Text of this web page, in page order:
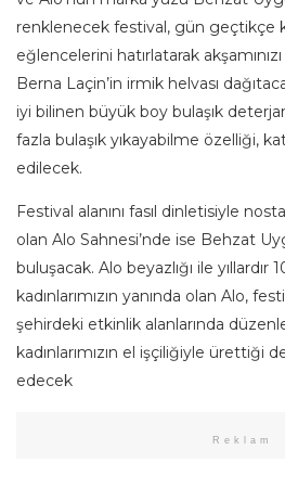
renklenecek festival, gün geçtikçe
eğlencelerini hatırlatarak
Berna Laçin’in irmik helvası
iyi bilinen büyük boy bulaşık
fazla bulaşık yıkayabilme özelliği,
edilecek.
Festival alanını fasıl dinletisiyle
olan Alo Sahnesi’nde ise Behzat
buluşacak. Alo beyazlığı ile
kadınlarımızın yanında olan Alo,
şehirdeki etkinlik alanlarında
kadınlarımızın el işçiliğiyle ürettiği
edecek
Reklam